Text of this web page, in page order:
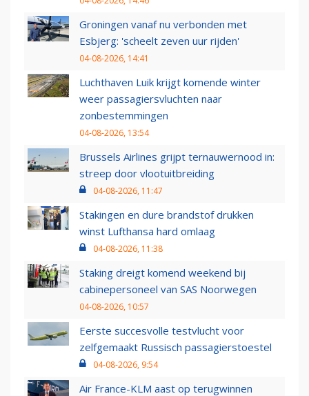
Groningen vanaf nu verbonden met
Esbjerg: 'scheelt zeven uur rijden'
04-08-2026, 14:41
Luchthaven Luik krijgt komende winter
weer passagiersvluchten naar
zonbestemmingen
04-08-2026, 13:54
Brussels Airlines grijpt ternauwernood in:
streep door vlootuitbreiding
04-08-2026, 11:47
Stakingen en dure brandstof drukken
winst Lufthansa hard omlaag
04-08-2026, 11:38
Staking dreigt komend weekend bij
cabinepersoneel van SAS Noorwegen
04-08-2026, 10:57
Eerste succesvolle testvlucht voor
zelfgemaakt Russisch passagierstoestel
04-08-2026, 9:54
Air France-KLM aast op terugwinnen